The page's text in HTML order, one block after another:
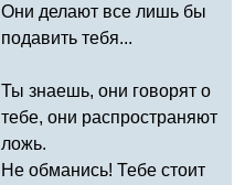
Они делают все лишь бы
подавить тебя...
Ты знаешь, они говорят о
тебе, они распространяют
ложь.
Не обманись! Тебе стоит